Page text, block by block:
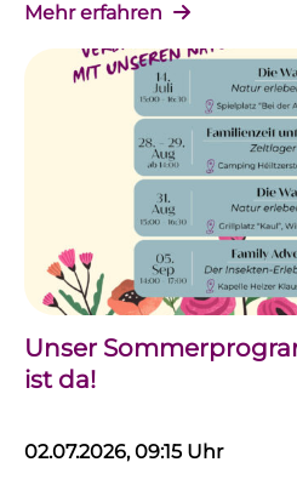
Mehr erfahren
Unser
ist da!
02.07.2026, 09:15 Uhr